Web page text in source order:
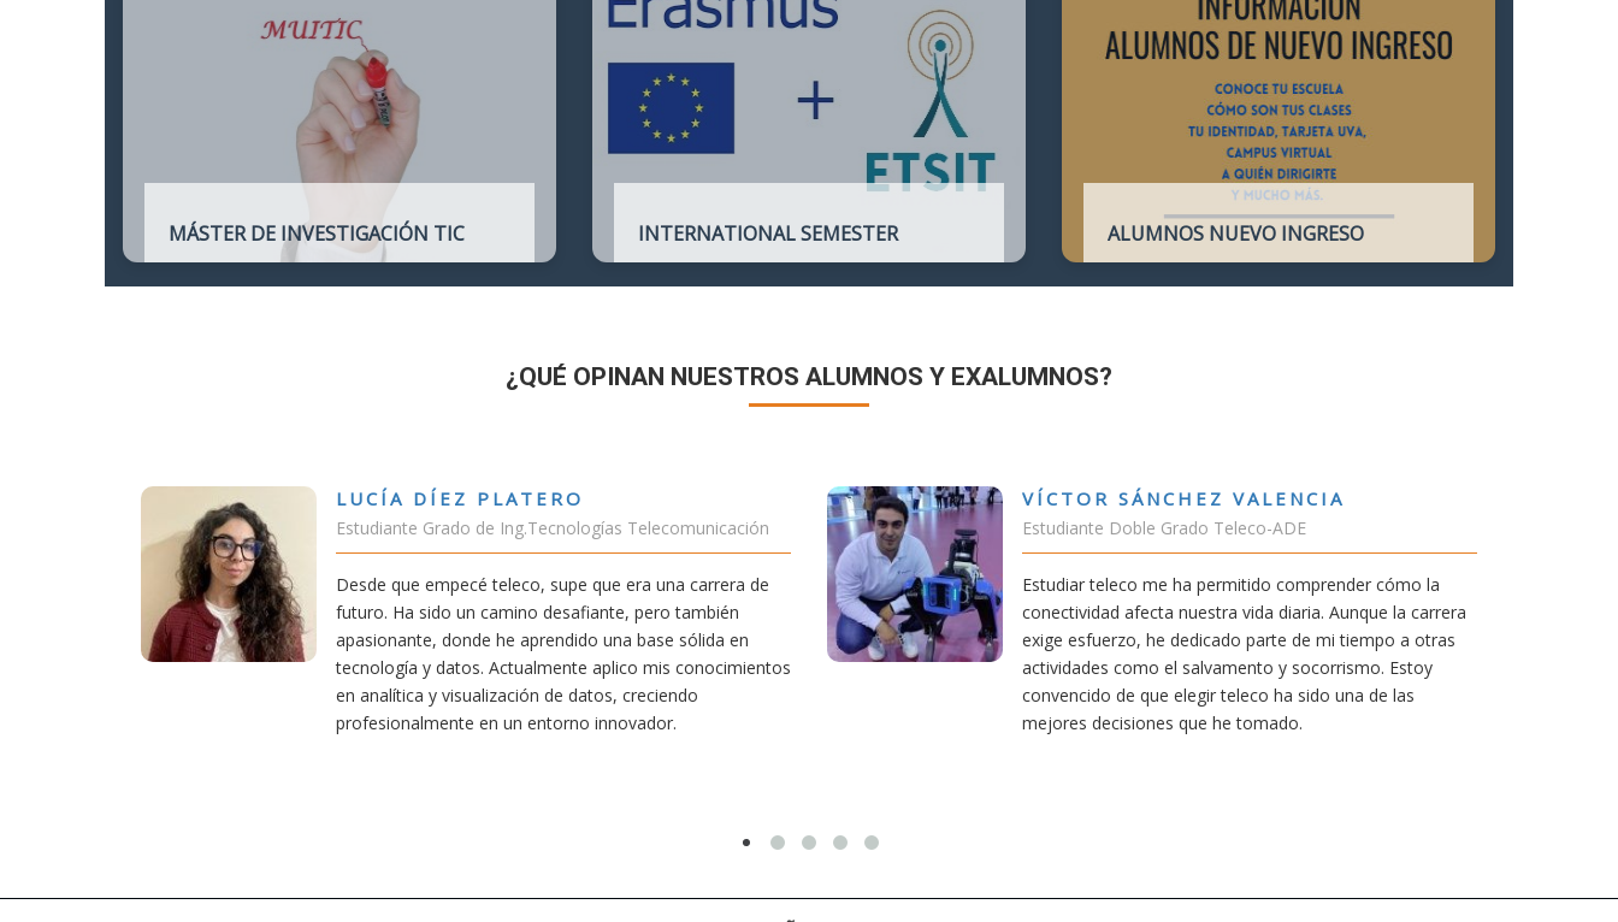
Ingeniería de Telecomunicación con la de
Administración y Dirección de Empresas
Telecomunicación y que habilita para el
ejercicio de la profesión.
MÁSTER DE INVESTIGACIÓN TIC INTERNATIONAL SEMESTER ALUMNOS NUEVO INGRESO
¿QUÉ OPINAN NUESTROS ALUMNOS Y EXALUMNOS?
PLATERO
de Ing.Tecnologías Telecomunicación
teleco, supe que era una carrera de
un camino desafiante, pero también
donde he aprendido una base sólida en
datos. Actualmente aplico mis conocimientos
VÍCTOR SÁNCHEZ VALENCIA
Estudiante Doble Grado Teleco-ADE
Estudiar teleco me ha permitido comprender cómo la
conectividad afecta nuestra vida diaria. Aunque la carrera
exige esfuerzo, he dedicado parte de mi tiempo a otras
actividades como el salvamento y socorrismo. Estoy
convencido de que elegir teleco ha sido una de las
mejores decisiones que he tomado.
RUBÉN URRACA TORICES
Estudiante Grado de Ing.Tecnologías
En cualquier carrera necesitas una buena
mía siempre ha sido poder trabajar en
carrera de teleco me dará la oportunidad
Aunque al principio parezca duro, uno
mereció la pena por las múltiples
titulación ofrece.